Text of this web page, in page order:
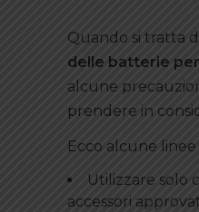
Quando si tratta
delle batterie
alcune
prendere in
Ecco alcune
Utilizzare solo
accessori